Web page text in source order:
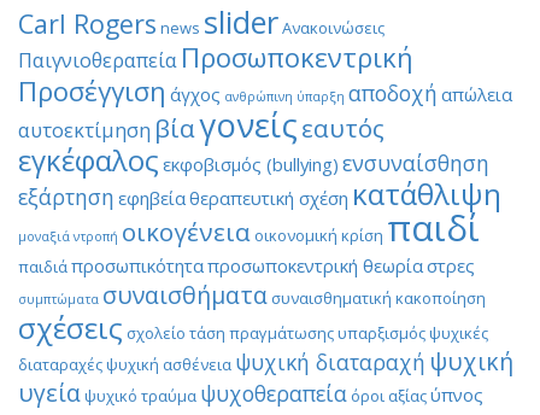
Carl Rogers news sliderΑνακοινώσεις
Παιγνιοθεραπεία Προσωποκεντρική
Προσέγγιση άγχος ανθρώπινη ύπαρξη αποδοχή απώλεια
αυτοεκτίμηση βίαγονείςεαυτός
εγκέφαλος εκφοβισμός (bullying) ενσυναίσθηση
εξάρτηση εφηβείαθεραπευτική σχέση κατάθλιψη
μοναξιά ντροπή οικογένεια οικονομική κρίση παιδί
παιδιάπροσωπικότηταπροσωποκεντρική θεωρίαστρες
συμπτώματα συναισθήματασυναισθηματική κακοποίηση
σχέσεις σχολείο τάση πραγμάτωσηςυπαρξισμόςψυχικές
διαταραχέςψυχική ασθένεια ψυχική διαταραχή ψυχική
υγείαψυχικό τραύμα ψυχοθεραπεία όροι αξίαςύπνος